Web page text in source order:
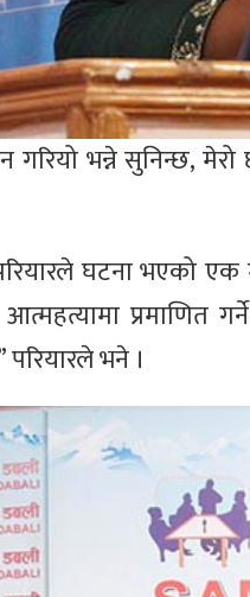
गरियो भन्ने सुनिन्छ,
घटना भएको एक
प्रमाणित
भने ।